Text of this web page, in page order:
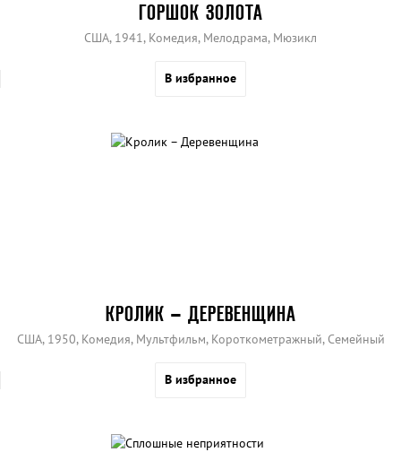
ГОРШОК ЗОЛОТА
США, 1941, Комедия, Мелодрама, Мюзикл
В избранное
КРОЛИК – ДЕРЕВЕНЩИНА
США, 1950, Комедия, Мультфильм, Короткометражный, Семейный
В избранное